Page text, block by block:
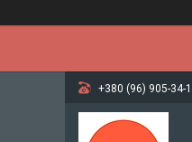
+380 (96) 905-34-